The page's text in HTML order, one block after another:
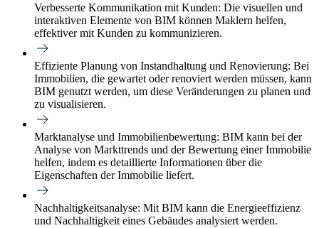
Verbesserte Kommunikation mit Kunden: Die visuellen und
interaktiven Elemente von BIM können Maklern helfen,
effektiver mit Kunden zu kommunizieren.
Effiziente Planung von Instandhaltung und Renovierung: Bei
Immobilien, die gewartet oder renoviert werden müssen, kann
BIM genutzt werden, um diese Veränderungen zu planen und
zu visualisieren.
Marktanalyse und Immobilienbewertung: BIM kann bei der
Analyse von Markttrends und der Bewertung einer Immobilie
helfen, indem es detaillierte Informationen über die
Eigenschaften der Immobilie liefert.
Nachhaltigkeitsanalyse: Mit BIM kann die Energieeffizienz
und Nachhaltigkeit eines Gebäudes analysiert werden.